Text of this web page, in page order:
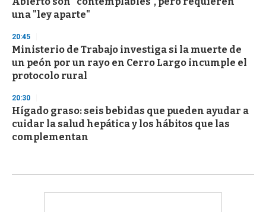
una "ley aparte"
20:45
Ministerio de Trabajo investiga si la muerte de
un peón por un rayo en Cerro Largo incumple el
protocolo rural
20:30
Hígado graso: seis bebidas que pueden ayudar a
cuidar la salud hepática y los hábitos que las
complementan